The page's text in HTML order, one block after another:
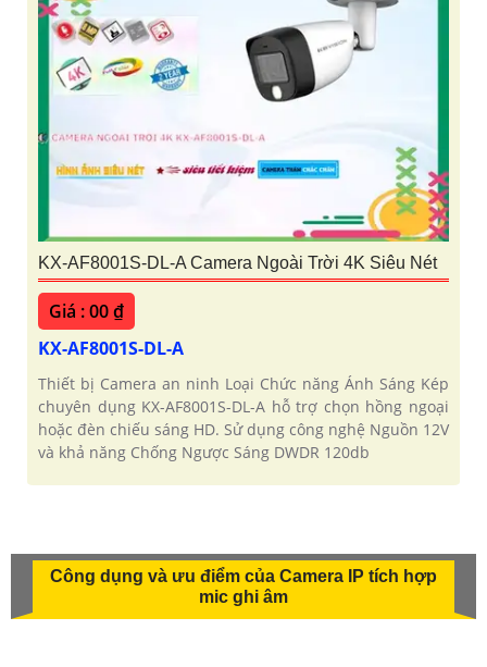
KX-AF8001S-DL-A Camera Ngoài Trời 4K Siêu Nét
Giá : 00 ₫
KX-AF8001S-DL-A
Thiết bị Camera an ninh Loại Chức năng Ánh Sáng Kép
chuyên dụng KX-AF8001S-DL-A hỗ trợ chọn hồng ngoại
hoặc đèn chiếu sáng HD. Sử dụng công nghệ Nguồn 12V
và khả năng Chống Ngược Sáng DWDR 120db
Công dụng và ưu điểm của Camera IP tích hợp
mic ghi âm